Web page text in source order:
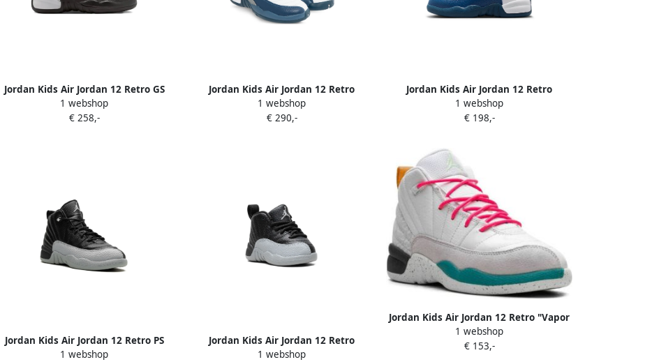
Jordan Kids Air Jordan 12 Retro GS
sneakers Wit
1 webshop
€ 258,-
Jordan Kids Air Jordan 12 Retro
sneakers Wit
1 webshop
€ 290,-
Jordan Kids Air Jordan 12 Retro
sneakers Wit
1 webshop
€ 198,-
Jordan Kids Air Jordan 12 Retro PS
"Barons" sneakers Zwart
1 webshop
Jordan Kids Air Jordan 12 Retro
"Barons" sneakers Zwart
1 webshop
Jordan Kids Air Jordan 12 Retro "Vapor
Green" sneakers Wit
1 webshop
€ 153,-